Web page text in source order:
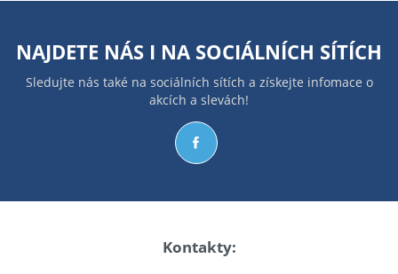
NAJDETE NÁS I NA SOCIÁLNÍCH SÍTÍCH
Sledujte nás také na sociálních sítích a získejte infomace o
akcích a slevách!
Kontakty: